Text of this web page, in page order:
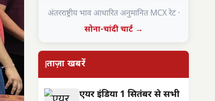
अंतरराष्ट्रीय भाव आधारित अनुमानित MCX रेट ·
सोना-चांदी चार्ट →
ताज़ा खबरें
एयर इंडिया 1 सितंबर से सभी